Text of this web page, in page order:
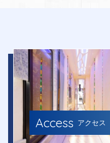
Access アクセス